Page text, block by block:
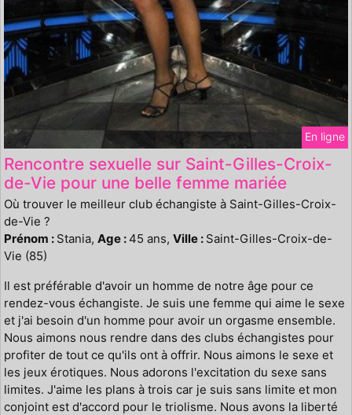
En ligne
Rencontre sexuelle sur Saint-Gilles-Croix-
de-Vie pour une belle femme mariée
Où trouver le meilleur club échangiste à Saint-Gilles-Croix-
de-Vie ?
Prénom : Stania, Age : 45 ans, Ville : Saint-Gilles-Croix-de-
Vie (85)
Il est préférable d'avoir un homme de notre âge pour ce
rendez-vous échangiste. Je suis une femme qui aime le sexe
et j'ai besoin d'un homme pour avoir un orgasme ensemble.
Nous aimons nous rendre dans des clubs échangistes pour
profiter de tout ce qu'ils ont à offrir. Nous aimons le sexe et
les jeux érotiques. Nous adorons l'excitation du sexe sans
limites. J'aime les plans à trois car je suis sans limite et mon
conjoint est d'accord pour le triolisme. Nous avons la liberté